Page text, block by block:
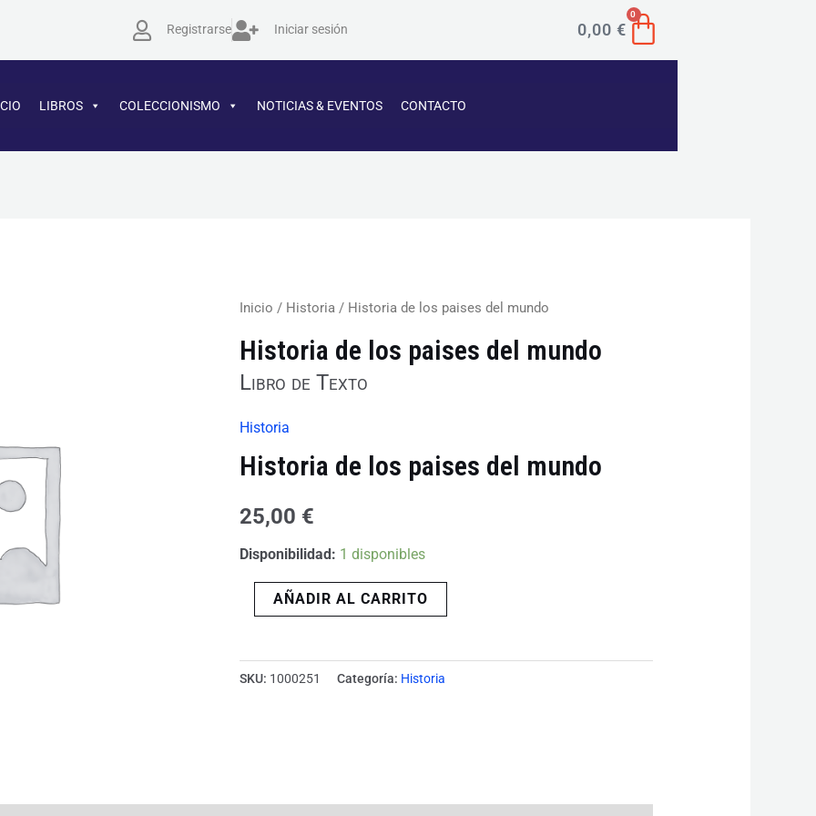
Registrarse Iniciar sesión 0,00 €
0
CART
LIBROS COLECCIONISMO NOTICIAS & EVENTOS CONTACTO
Inicio / Historia / Historia de los paises del mundo
Historia de los paises del mundo
Libro de Texto
Historia
Historia de los paises del mundo
25,00 €
Disponibilidad: 1 disponibles
Historia
los
paises
cantidad
AÑADIR AL CARRITO
SKU: 1000251 Categoría: Historia